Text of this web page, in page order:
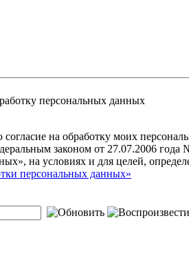
персональных данных
согласие на обработку моих
законом от 27.07.2006
на условиях и для целей,
персональных данных»